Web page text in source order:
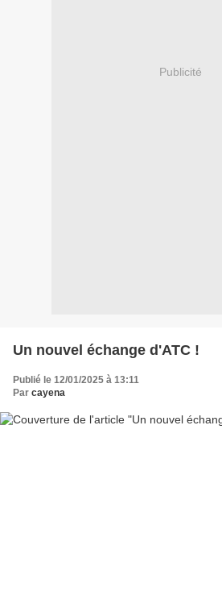
Publicité
Un nouvel échange d'ATC !
Publié le 12/01/2025 à 13:11
Par cayena